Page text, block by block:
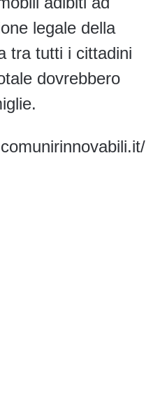
legale della
tra tutti i cittadini
dovrebbero